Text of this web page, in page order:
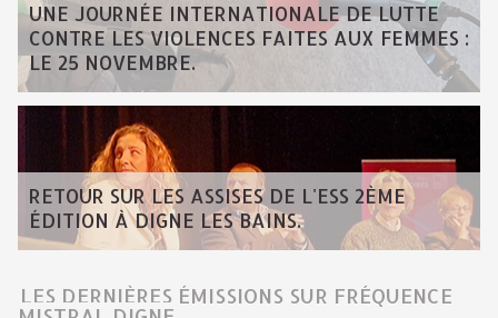
UNE JOURNÉE INTERNATIONALE DE LUTTE
CONTRE LES VIOLENCES FAITES AUX FEMMES :
LE 25 NOVEMBRE.
RETOUR SUR LES ASSISES DE L'ESS 2ÈME
ÉDITION À DIGNE LES BAINS.
LES DERNIÈRES ÉMISSIONS SUR FRÉQUENCE